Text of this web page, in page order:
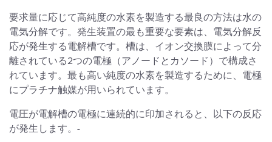
要求量に応じて高純度の水素を製造する最良の方法は水の
電気分解です。発生装置の最も重要な要素は、電気分解反
応が発生する電解槽です。槽は、イオン交換膜によって分
離されている2つの電極（アノードとカソード）で構成さ
れています。最も高い純度の水素を製造するために、電極
にプラチナ触媒が用いられています。
電圧が電解槽の電極に連続的に印加されると、以下の反応
が発生します。-